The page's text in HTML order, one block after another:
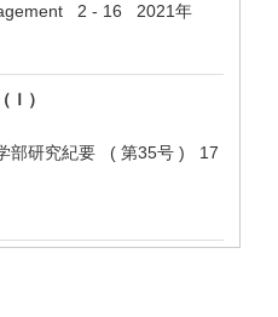
2 - 16 2021年
）
部研究紀要 ( 第35号 ) 17